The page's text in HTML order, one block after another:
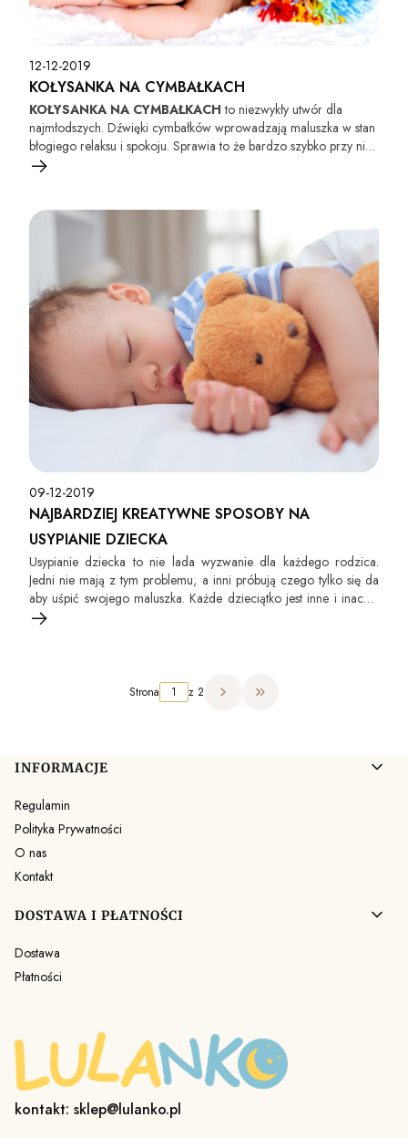
12-12-2019
KOŁYSANKA NA CYMBAŁKACH
KOŁYSANKA NA CYMBAŁKACH to niezwykły utwór dla
najmłodszych. Dźwięki cymbałków wprowadzają maluszka w stan
błogiego relaksu i spokoju. Sprawia to że bardzo szybko przy nich
zasypiają. Odgłosy te koją także bóle kolkowe, dzięki czemu
jego rozwój.
09-12-2019
NAJBARDZIEJ KREATYWNE SPOSOBY NA
USYPIANIE DZIECKA
Usypianie dziecka to nie lada wyzwanie dla każdego rodzica.
Jedni nie mają z tym problemu, a inni próbują czego tylko się da
aby uśpić swojego maluszka. Każde dzieciątko jest inne i inaczej
reaguje na porę drzemki. Ważne jest aby wiedzieć jak nie należy
Strona z 2 Przejdź do ostatniej strony
Linki w stopce
INFORMACJE
Regulamin
Polityka Prywatności
O nas
Kontakt
DOSTAWA I PŁATNOŚCI
Dostawa
Płatności
kontakt: sklep@lulanko.pl